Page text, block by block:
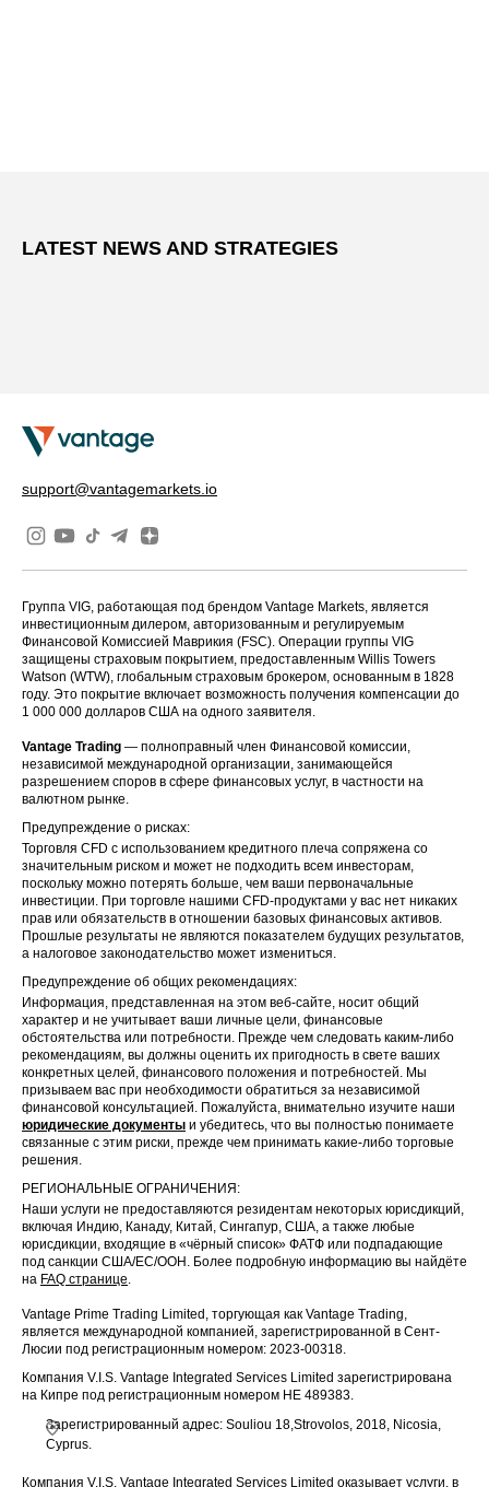
LATEST NEWS AND STRATEGIES
support@vantagemarkets.io
Группа VIG, работающая под брендом Vantage Markets, является
инвестиционным дилером, авторизованным и регулируемым
Финансовой Комиссией Маврикия (FSC). Операции группы VIG
защищены страховым покрытием, предоставленным Willis Towers
Watson (WTW), глобальным страховым брокером, основанным в 1828
году. Это покрытие включает возможность получения компенсации до
1 000 000 долларов США на одного заявителя.
Vantage Trading — полноправный член Финансовой комиссии,
независимой международной организации, занимающейся
разрешением споров в сфере финансовых услуг, в частности на
валютном рынке.
Предупреждение о рисках:
Торговля CFD с использованием кредитного плеча сопряжена со
значительным риском и может не подходить всем инвесторам,
поскольку можно потерять больше, чем ваши первоначальные
инвестиции. При торговле нашими CFD-продуктами у вас нет никаких
прав или обязательств в отношении базовых финансовых активов.
Прошлые результаты не являются показателем будущих результатов,
а налоговое законодательство может измениться.
Предупреждение об общих рекомендациях:
Информация, представленная на этом веб-сайте, носит общий
характер и не учитывает ваши личные цели, финансовые
обстоятельства или потребности. Прежде чем следовать каким-либо
рекомендациям, вы должны оценить их пригодность в свете ваших
конкретных целей, финансового положения и потребностей. Мы
призываем вас при необходимости обратиться за независимой
финансовой консультацией. Пожалуйста, внимательно изучите наши
юридические документы и убедитесь, что вы полностью понимаете
связанные с этим риски, прежде чем принимать какие-либо торговые
решения.
РЕГИОНАЛЬНЫЕ ОГРАНИЧЕНИЯ:
Наши услуги не предоставляются резидентам некоторых юрисдикций,
включая Индию, Канаду, Китай, Сингапур, США, а также любые
юрисдикции, входящие в «чёрный список» ФАТФ или подпадающие
под санкции США/ЕС/ООН. Более подробную информацию вы найдёте
на FAQ странице.
Vantage Prime Trading Limited, торгующая как Vantage Trading,
является международной компанией, зарегистрированной в Сент-
Люсии под регистрационным номером: 2023-00318.
Компания V.I.S. Vantage Integrated Services Limited зарегистрирована
на Кипре под регистрационным номером HE 489383.
Зарегистрированный адрес: Souliou 18,Strovolos, 2018, Nicosia,
Cyprus.
Компания V.I.S. Vantage Integrated Services Limited оказывает услуги, в